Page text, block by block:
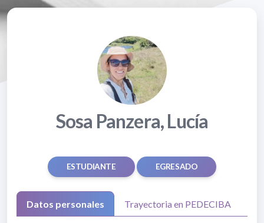
Sosa Panzera, Lucía
ESTUDIANTE EGRESADO
Datos personales Trayectoria en PEDECIBA